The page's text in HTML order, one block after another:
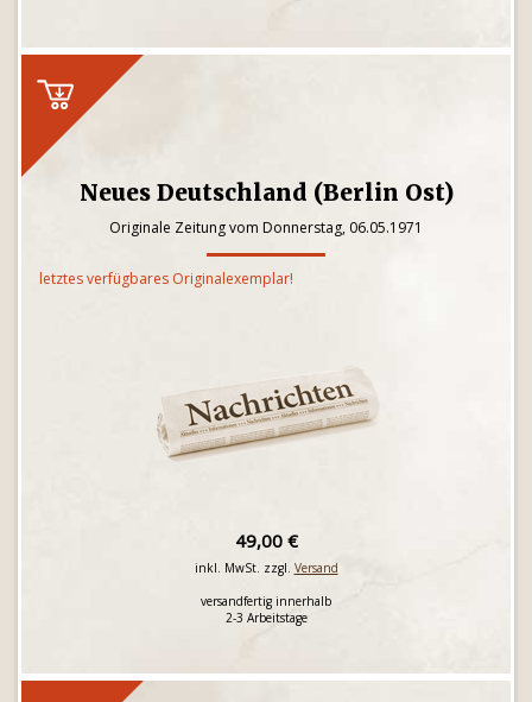
Neues Deutschland (Berlin Ost)
Originale Zeitung vom Donnerstag, 06.05.1971
letztes verfügbares Originalexemplar!
49,00 €
inkl. MwSt. zzgl. Versand
versandfertig innerhalb
2-3 Arbeitstage